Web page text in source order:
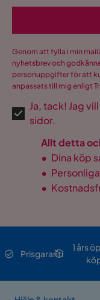
Genom att fylla i min
nyhetsbrev och
personuppgifter för att
anpassats till mig enligt
Ja, tack! Jag
sidor.
Allt detta
• Dina köp
•
•
Prisgaranti
1 års